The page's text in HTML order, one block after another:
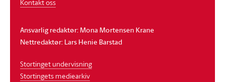
Kontakt oss
Ansvarlig redaktør: Mona Mortensen Krane
Nettredaktør: Lars Henie Barstad
Stortinget undervisning
Stortingets mediearkiv